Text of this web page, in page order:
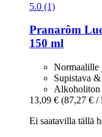
5.0 (1)
Pranarôm
150 ml
Normaalille
Supistava
Alkoholiton
13,09 € (87,27 € /
Ei saatavilla tällä